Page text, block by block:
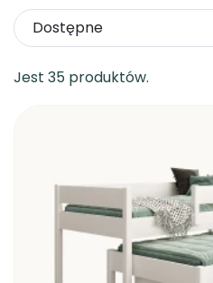
Jest 35 produktów.
Dostępne